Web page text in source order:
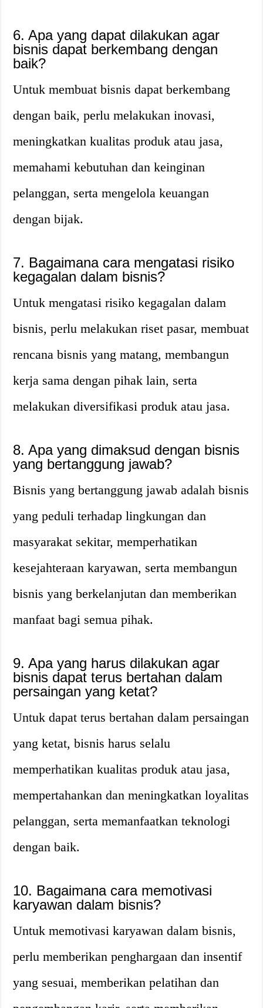
6. Apa yang dapat dilakukan agar
bisnis dapat berkembang dengan
baik?
Untuk membuat bisnis dapat berkembang
dengan baik, perlu melakukan inovasi,
meningkatkan kualitas produk atau jasa,
memahami kebutuhan dan keinginan
pelanggan, serta mengelola keuangan
dengan bijak.
7. Bagaimana cara mengatasi risiko
kegagalan dalam bisnis?
Untuk mengatasi risiko kegagalan dalam
bisnis, perlu melakukan riset pasar, membuat
rencana bisnis yang matang, membangun
kerja sama dengan pihak lain, serta
melakukan diversifikasi produk atau jasa.
8. Apa yang dimaksud dengan bisnis
yang bertanggung jawab?
Bisnis yang bertanggung jawab adalah bisnis
yang peduli terhadap lingkungan dan
masyarakat sekitar, memperhatikan
kesejahteraan karyawan, serta membangun
bisnis yang berkelanjutan dan memberikan
manfaat bagi semua pihak.
9. Apa yang harus dilakukan agar
bisnis dapat terus bertahan dalam
persaingan yang ketat?
Untuk dapat terus bertahan dalam persaingan
yang ketat, bisnis harus selalu
memperhatikan kualitas produk atau jasa,
mempertahankan dan meningkatkan loyalitas
pelanggan, serta memanfaatkan teknologi
dengan baik.
10. Bagaimana cara memotivasi
karyawan dalam bisnis?
Untuk memotivasi karyawan dalam bisnis,
perlu memberikan penghargaan dan insentif
yang sesuai, memberikan pelatihan dan